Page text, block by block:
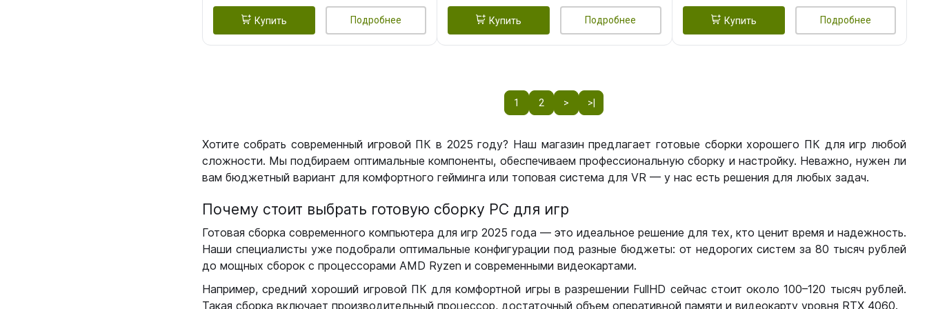
Купить Подробнее Купить Подробнее Купить Подробнее
1 2 > >|
Хотите собрать современный игровой ПК в 2025 году? Наш магазин предлагает готовые сборки хорошего ПК для игр любой
сложности. Мы подбираем оптимальные компоненты, обеспечиваем профессиональную сборку и настройку. Неважно, нужен ли
вам бюджетный вариант для комфортного гейминга или топовая система для VR — у нас есть решения для любых задач.
Почему стоит выбрать готовую сборку РС для игр
Готовая сборка современного компьютера для игр 2025 года — это идеальное решение для тех, кто ценит время и надежность.
Наши специалисты уже подобрали оптимальные конфигурации под разные бюджеты: от недорогих систем за 80 тысяч рублей
до мощных сборок с процессорами AMD Ryzen и современными видеокартами.
Например, средний хороший игровой ПК для комфортной игры в разрешении FullHD сейчас стоит около 100–120 тысяч рублей.
Такая сборка включает производительный процессор, достаточный объем оперативной памяти и видеокарту уровня RTX 4060.